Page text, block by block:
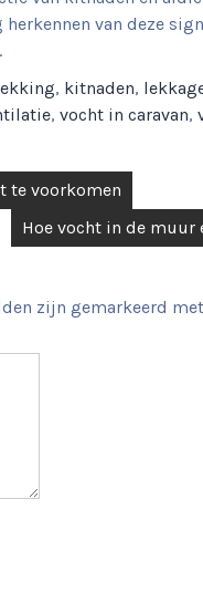
van deze
, kitnaden,
, vocht in caravan,
te voorkomen
Hoe vocht in de muur
zijn gemarkeerd met